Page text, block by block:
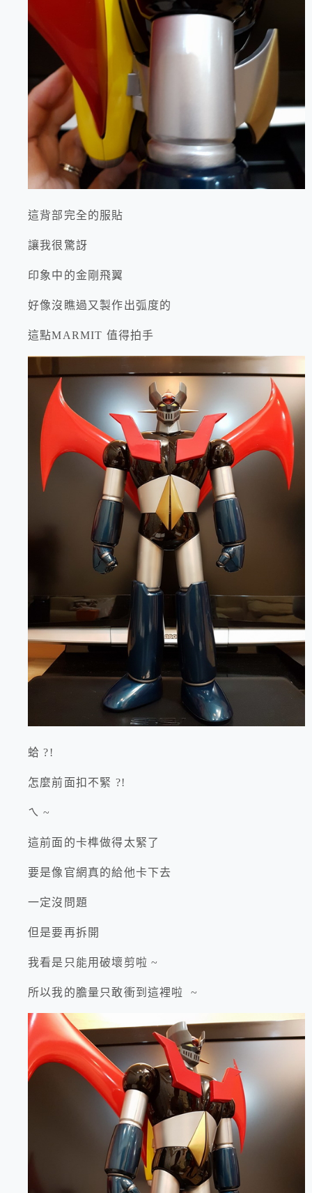
這背部完全的服貼
讓我很驚訝
印象中的金剛飛翼
好像沒瞧過又製作出弧度的
這點MARMIT 值得拍手
蛤 ?!
怎麼前面扣不緊 ?!
ㄟ ~
這前面的卡榫做得太緊了
要是像官網真的給他卡下去
一定沒問題
但是要再拆開
我看是只能用破壞剪啦 ~
所以我的膽量只敢衝到這裡啦 ~